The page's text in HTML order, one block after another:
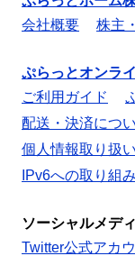
会社概要
株主
ぷらっとオンラ
ご利用ガイド
配送・決済につ
個人情報取り扱
IPv6への取り組み
ソーシャルメデ
Twitter公式アカ